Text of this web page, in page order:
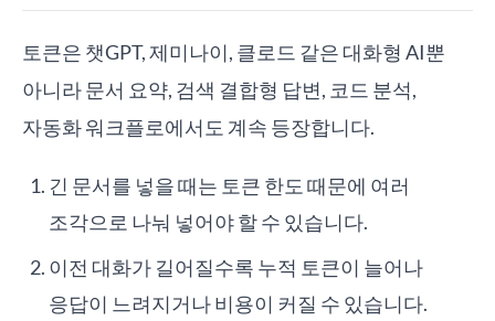
토큰은 챗GPT, 제미나이, 클로드 같은 대화형 AI뿐
아니라 문서 요약, 검색 결합형 답변, 코드 분석,
자동화 워크플로에서도 계속 등장합니다.
긴 문서를 넣을 때는 토큰 한도 때문에 여러
조각으로 나눠 넣어야 할 수 있습니다.
이전 대화가 길어질수록 누적 토큰이 늘어나
응답이 느려지거나 비용이 커질 수 있습니다.